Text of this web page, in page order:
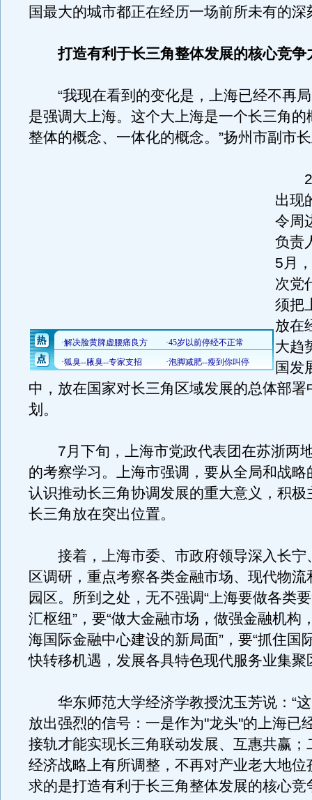
国最大的城市都正在经历一场前所未有的深
打造有利于长三角整体发展的核心竞争
“我现在看到的变化是，上海已经不再局
是强调大上海。这个大上海是一个长三角的
整体的概念、一体化的概念。”扬州市副市
出现
令周
负责
5月
次党
须把
放在
大趋
国发
中，放在国家对长三角区域发展的总体部署
划。
7月下旬，上海市党政代表团在苏浙两
的考察学习。上海市强调，要从全局和战略
认识推动长三角协调发展的重大意义，积极
长三角放在突出位置。
接着，上海市委、市政府领导深入长宁
区调研，重点考察各类金融市场、现代物流
园区。所到之处，无不强调“上海要做各类
汇枢纽”，要“做大金融市场，做强金融机构
海国际金融中心建设的新局面”，要“抓住国
快转移机遇，发展各具特色现代服务业集聚
华东师范大学经济学教授沈玉芳说：“这
放出强烈的信号：一是作为"龙头"的上海已
接轨才能实现长三角联动发展、互惠共赢；
经济战略上有所调整，不再对产业老大地位
求的是打造有利于长三角整体发展的核心竞